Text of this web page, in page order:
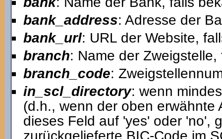
bank_address: Adresse der
bank_url: URL der Website,
branch: Name der
branch_code:
in_scl_directory: wenn
(d.h., wenn der oben erwähnte
dieses Feld auf 'yes' oder 'no',
zurückgelieferte BIC-Code im